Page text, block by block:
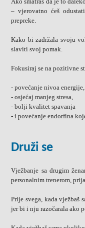
– vjerovatno ćeš
prepreke.
Kako bi zadržala svoju
slaviti svoj pomak.
Fokusiraj se na pozitivne
- povećanje nivoa energije,
- osjećaj manjeg stresa,
- bolji kvalitet spavanja
- i povećanje endorfina
Druži se
Vježbanje sa drugim
personalnim trenerom,
Prije svega, kada vježbaš
jer bi i nju razočarala ako